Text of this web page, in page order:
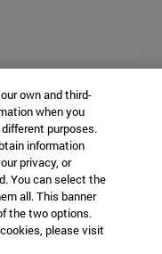
own and third-
when you
purposes.
information
privacy, or
You can select the
all. This banner
the two options.
please visit